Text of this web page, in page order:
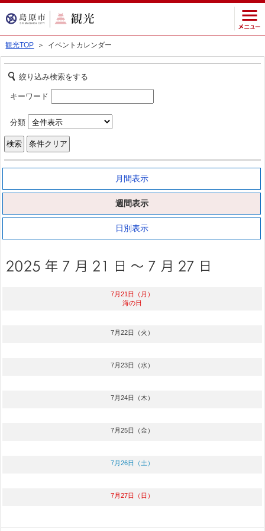
観光TOP ＞ イベントカレンダー
絞り込み検索をする
キーワード
分類
月間表示
週間表示
日別表示
7月21日（月）
海の日
7月22日（火）
7月23日（水）
7月24日（木）
7月25日（金）
7月26日（土）
7月27日（日）